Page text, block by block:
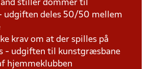
stiller dommer til
udgiften deles 50/50 mellem
krav om at der spilles på
- udgiften til kunstgræsbane
hjemmeklubben